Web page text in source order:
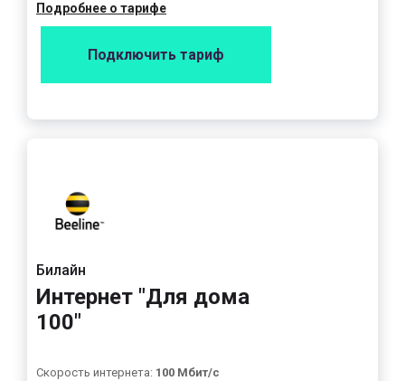
Подробнее о тарифе
Подключить тариф
Билайн
Интернет "Для дома
100"
Скорость интернета: 100 Мбит/с